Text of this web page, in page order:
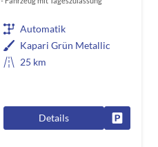
Automatik
Kapari Grün Metallic
25 km
Details